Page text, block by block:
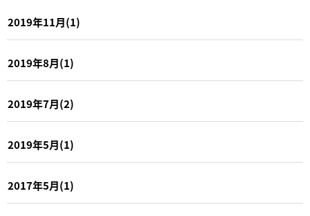
2019年11月(1)
2019年8月(1)
2019年7月(2)
2019年5月(1)
2017年5月(1)